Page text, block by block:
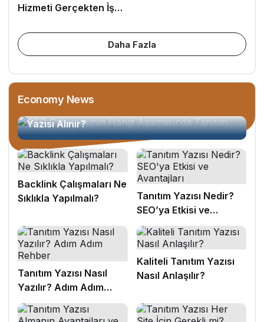
Hizmeti Gerçekten İşe
Daha Fazla
Economy News
Yazısı Alınır?
Backlink Çalışmaları Ne
Sıklıkla Yapılmalı?
Tanıtım Yazısı Nedir?
SEO’ya Etkisi ve
Avantajları
Tanıtım Yazısı Nasıl
Yazılır? Adım Adım
Rehber
Kaliteli Tanıtım Yazısı
Nasıl Anlaşılır?